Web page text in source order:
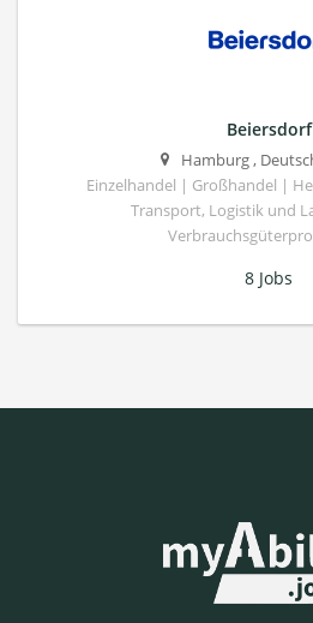
Beiersdorf
Hamburg,
Einzelhandel | Großhandel |
Transport, Logistik und
8 Jobs